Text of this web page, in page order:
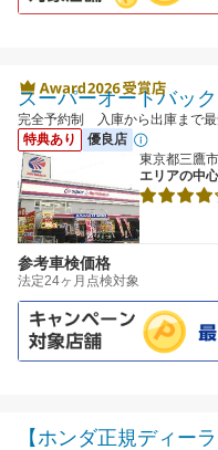
スーパーオートバッ
完全予約制 入庫から出庫まで最
特典あり
優良店
東京都三鷹
エリアの中
参考車検価格
法定24ヶ月点検対象
【ホンダ正規ディー